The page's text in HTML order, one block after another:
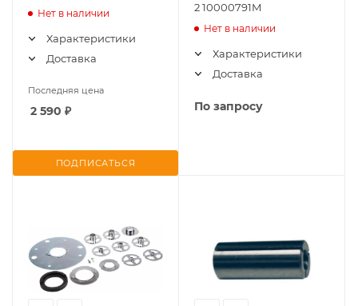
Нет в наличии
Характеристики
Доставка
Последняя цена
2 590 ₽
ПОДПИСАТЬСЯ
2 10000791M
Нет в наличии
Характеристики
Доставка
По запросу